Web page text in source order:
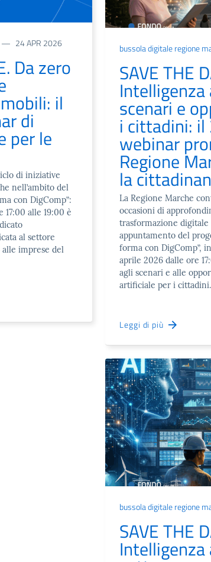
24 APR 2026
Da zero
il
di
per le
di iniziative
nell’ambito del
con DigComp”:
alle 19:00 è
al settore
imprese del
bussola digitale regione
SAVE THE
scenari e
i cittadini: il
webinar
Regione
la
La Regione Marche
occasioni di
trasformazione
appuntamento del
forma con DigComp”,
aprile 2026 dalle ore
agli scenari e alle
artificiale per i cittadini.
Leggi di più
bussola digitale regione
SAVE THE